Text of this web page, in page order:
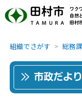
田村市
TAMURA
ワク
自然
田村
組織でさがす 総務課
市政だよ